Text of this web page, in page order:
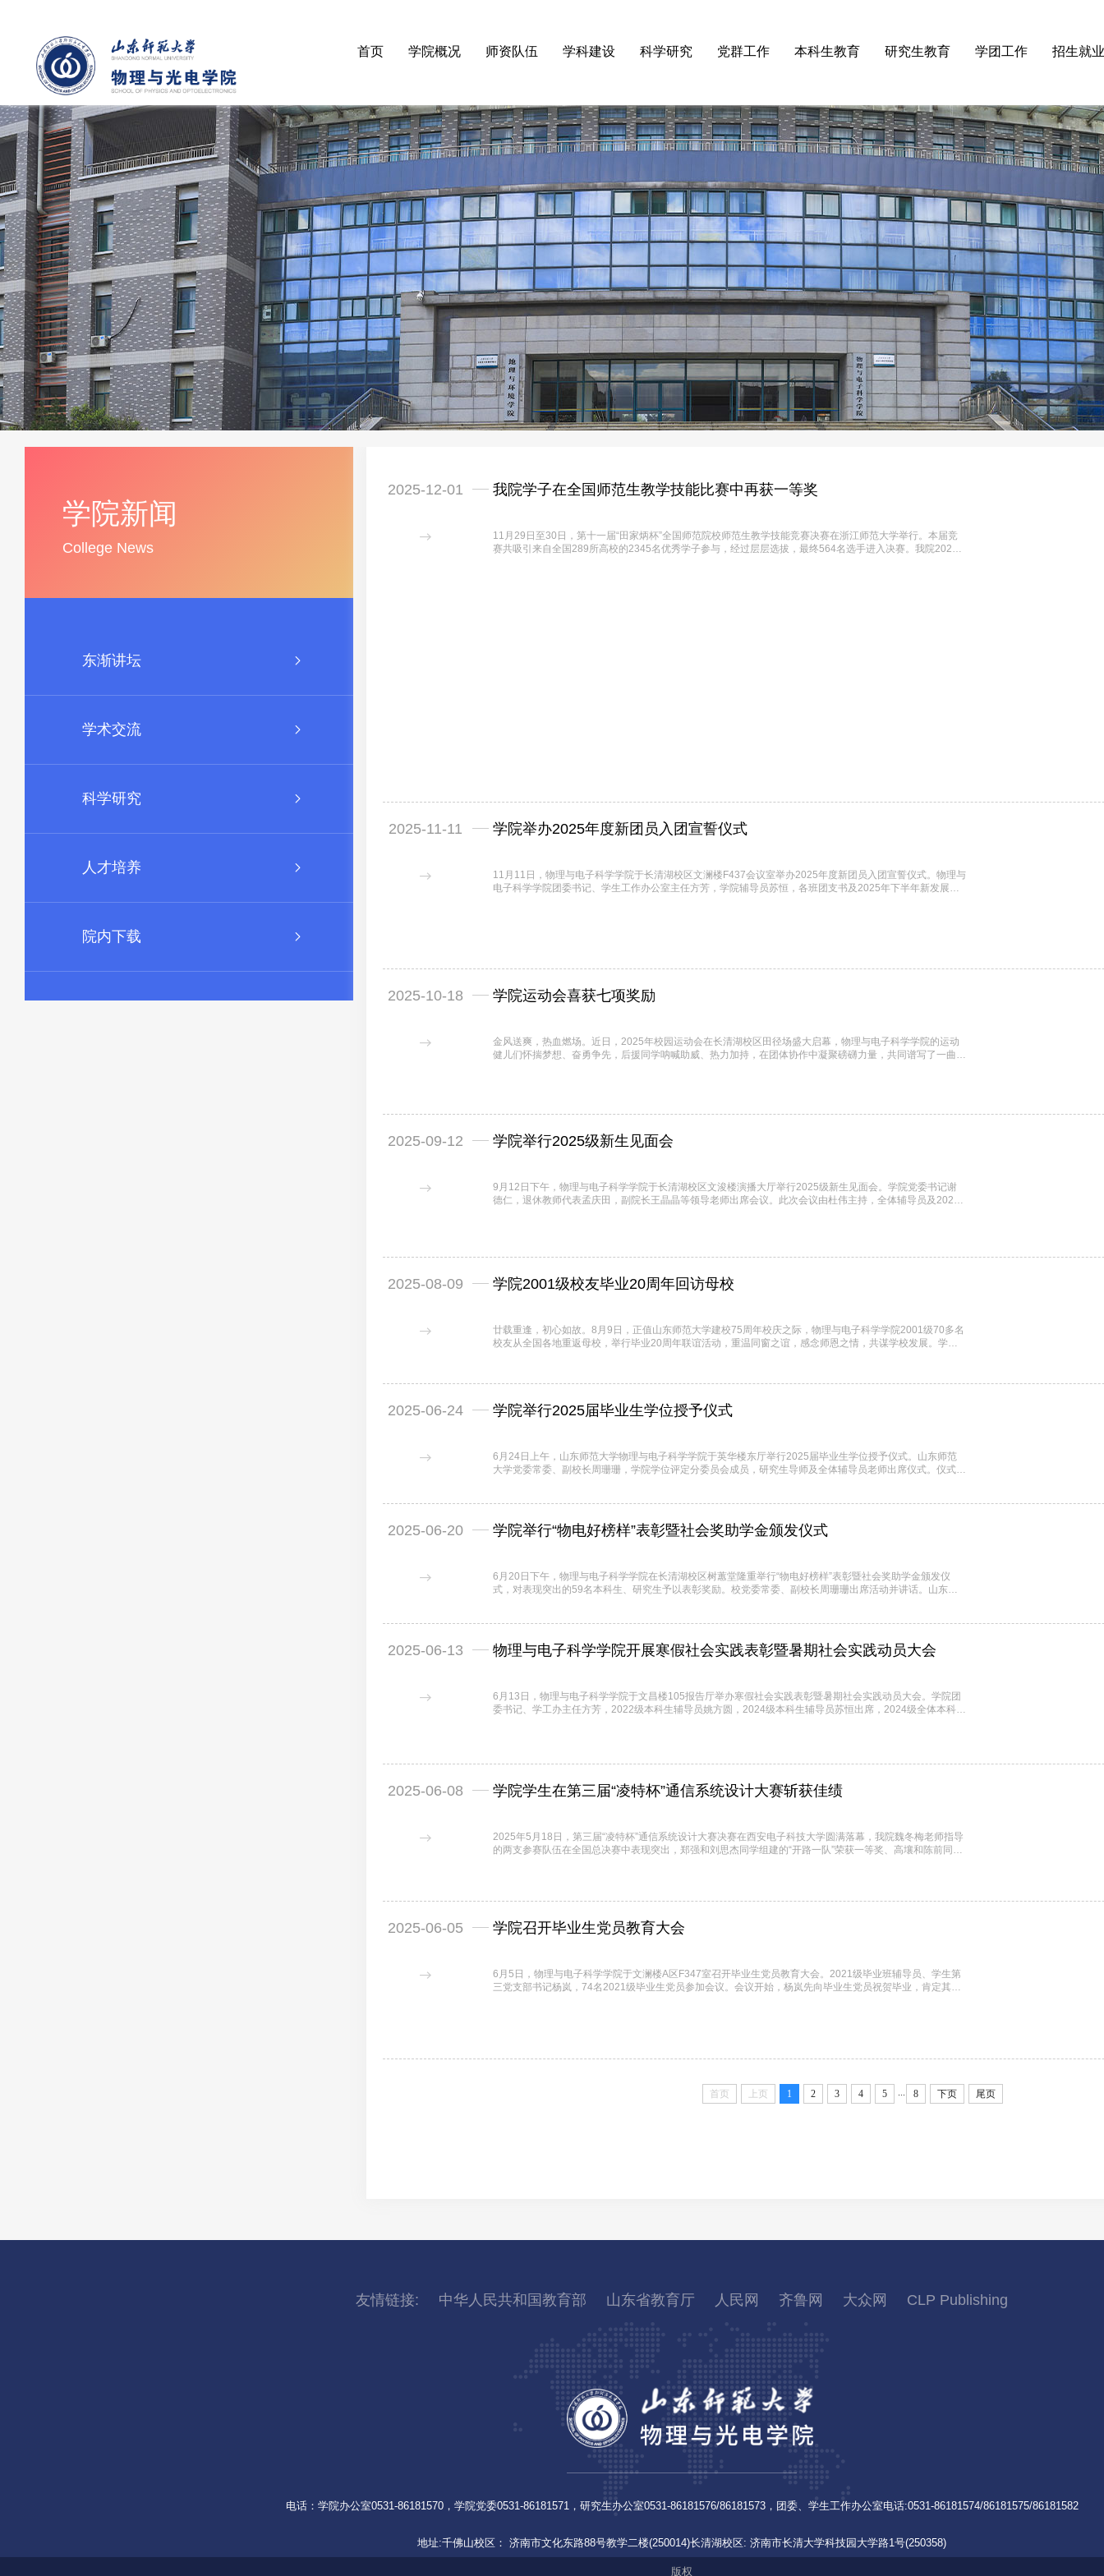
首页 学院概况
· 学院简介
· 组织机构
· 学院院史
先优表彰
师资队伍
· 杰出人才
· 在职教师
· 退休教师
学科建设
· 物理学（省高水平学科）
· 信息与通信工程
· 光学工程
· 教育学
· 教育学硕士
· 工程硕士
科学研究
· 科研通知
· 科研团队
· 科研机构
· 大型仪器
党群工作
· 理论学习
· 组织活动
纪检工作
· 工会活动
本科生教育
· 师范认证
培养方案
· 物电课程
· 教学成果
· 实验教学与管理
· 实验教学中心
研究生教育
· 招生工作
学位授予
· 研究生开题答辩公告
· 规章制度
· 通知公告
学团工作
· 学工动态
团校
· 学生会
规章制度
· 奖助工作
· 心灵港湾
· 创新创业
招生就业
· 招生
· 就业
学院新闻
College News
东渐讲坛
学术交流
科学研究
人才培养
院内下载
2025-12-01 我院学子在全国师范生教学技能比赛中再获一等奖
11月29日至30日，第十一届“田家炳杯”全国师范院校师范生教学技能竞赛决赛在浙江师范大学举行。本届竞
赛共吸引来自全国289所高校的2345名优秀学子参与，经过层层选拔，最终564名选手进入决赛。我院2022
2025-11-11 学院举办2025年度新团员入团宣誓仪式
11月11日，物理与电子科学学院于长清湖校区文澜楼F437会议室举办2025年度新团员入团宣誓仪式。物理与
电子科学学院团委书记、学生工作办公室主任方芳，学院辅导员苏恒，各班团支书及2025年下半年新发展团
2025-10-18 学院运动会喜获七项奖励
金风送爽，热血燃场。近日，2025年校园运动会在长清湖校区田径场盛大启幕，物理与电子科学学院的运动
健儿们怀揣梦想、奋勇争先，后援同学呐喊助威、热力加持，在团体协作中凝聚磅礴力量，共同谱写了一曲青
2025-09-12 学院举行2025级新生见面会
9月12日下午，物理与电子科学学院于长清湖校区文浚楼演播大厅举行2025级新生见面会。学院党委书记谢
德仁，退休教师代表孟庆田，副院长王晶晶等领导老师出席会议。此次会议由杜伟主持，全体辅导员及2025
2025-08-09 学院2001级校友毕业20周年回访母校
廿载重逢，初心如故。8月9日，正值山东师范大学建校75周年校庆之际，物理与电子科学学院2001级70多名
校友从全国各地重返母校，举行毕业20周年联谊活动，重温同窗之谊，感念师恩之情，共谋学校发展。学校
级校友、山东省实验中学孟庆鹏主持。...
2025-06-24 学院举行2025届毕业生学位授予仪式
6月24日上午，山东师范大学物理与电子科学学院于英华楼东厅举行2025届毕业生学位授予仪式。山东师范
大学党委常委、副校长周珊珊，学院学位评定分委员会成员，研究生导师及全体辅导员老师出席仪式。仪式由
2025-06-20 学院举行“物电好榜样”表彰暨社会奖助学金颁发仪式
6月20日下午，物理与电子科学学院在长清湖校区树蕙堂隆重举行“物电好榜样”表彰暨社会奖助学金颁发仪
式，对表现突出的59名本科生、研究生予以表彰奖励。校党委常委、副校长周珊珊出席活动并讲话。山东博
2025-06-13 物理与电子科学学院开展寒假社会实践表彰暨暑期社会实践动员大会
6月13日，物理与电子科学学院于文昌楼105报告厅举办寒假社会实践表彰暨暑期社会实践动员大会。学院团
委书记、学工办主任方芳，2022级本科生辅导员姚方圆，2024级本科生辅导员苏恒出席，2024级全体本科生
2025-06-08 学院学生在第三届“凌特杯”通信系统设计大赛斩获佳绩
2025年5月18日，第三届“凌特杯”通信系统设计大赛决赛在西安电子科技大学圆满落幕，我院魏冬梅老师指导
的两支参赛队伍在全国总决赛中表现突出，郑强和刘思杰同学组建的“开路一队”荣获一等奖、高壤和陈前同学
2025-06-05 学院召开毕业生党员教育大会
6月5日，物理与电子科学学院于文澜楼A区F347室召开毕业生党员教育大会。2021级毕业班辅导员、学生第
三党支部书记杨岚，74名2021级毕业生党员参加会议。会议开始，杨岚先向毕业生党员祝贺毕业，肯定其在
首页 上页 1 2 3 4 5 ... 8 下页 尾页
友情链接: 中华人民共和国教育部 山东省教育厅 人民网 齐鲁网 大众网 CLP Publishing
电话：学院办公室0531-86181570，学院党委0531-86181571，研究生办公室0531-86181576/86181573，团委、学生工作办公室电话:0531-86181574/86181575/86181582
地址:千佛山校区： 济南市文化东路88号教学二楼(250014)长清湖校区: 济南市长清大学科技园大学路1号(250358)
版权